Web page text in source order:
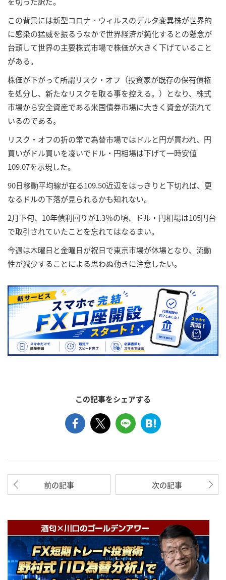
この背景には新型コロナ・ウィルスのデルタ変異株が世界的
に感染の猛威を振るうなかで世界経済が鈍化するとの懸念が
台頭して世界の主要株式市場で株価が大きく下げていること
がある。
株価が下がって所謂リスク・オフ（投資家が既存の保有債権
を処分し、新たなリスクを取る事を控える。）となり、株式
市場から安全資産である米国債券市場に大きく資金が流れて
いるのである。
リスク・オフの折の常で為替市場ではドルと円が買われ、円
買いがドル買いを凌いでドル・円相場は下げて一時安値
109.07を示現した。
90日移動平均線が在る109.50近辺をはっきりと下切れば、更
なるドルの下落が見られるかも知れない。
2月下旬、10年債利回りが1.3％の頃、ドル・円相場は105円台
で取引されていたことを忘れてはなるまい。
今週は木曜日と金曜日が祝日で東京市場が休場となり、流動
性が減少することによる思わぬ動きに注意したい。
この記事をシェアする
前の記事 次の記事